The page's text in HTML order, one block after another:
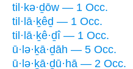
til·kə·ḏōw — 1 Occ.
til·lā·ḵêḏ — 1 Occ.
til·lā·ḵê·ḏî — 1 Occ.
ū·lə·ḵā·ḏāh — 5 Occ.
ū·lə·ḵā·ḏū·hā — 2 Occ.